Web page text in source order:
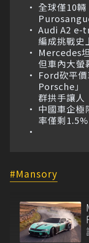
全球僅10
Audi A2 e-
編成挑戰史
Mercedes
但車內大螢
Ford砍平
Porsche」
群拱手讓人
中國車企極
率僅剩
Mansory